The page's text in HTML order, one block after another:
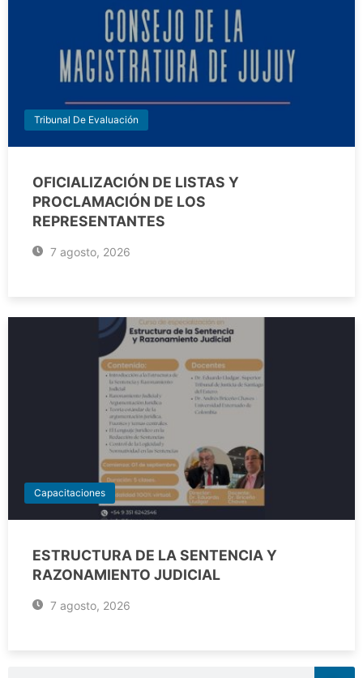
Tribunal De Evaluación
OFICIALIZACIÓN DE LISTAS Y
PROCLAMACIÓN DE LOS
REPRESENTANTES
7 agosto, 2026
Capacitaciones
ESTRUCTURA DE LA SENTENCIA Y
RAZONAMIENTO JUDICIAL
7 agosto, 2026